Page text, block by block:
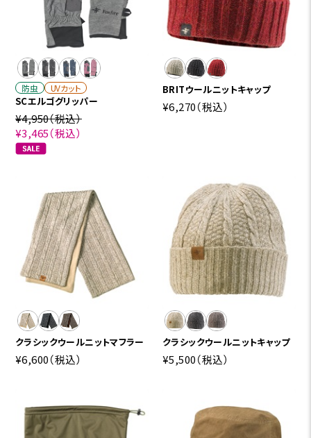
防虫 UVカット
SCエルゴグリッパー
¥4,950（税込）
¥3,465（税込）
BRITウールニットキャップ
¥6,270（税込）
クラシックウールニットマフラー
¥6,600（税込）
クラシックウールニットキャップ
¥5,500（税込）